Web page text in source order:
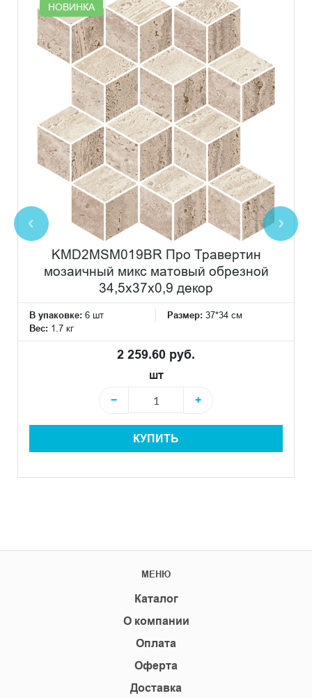
НОВИНКА
KMD2MSM019BR Про Травертин
мозаичный микс матовый обрезной
34,5x37x0,9 декор
В упаковке: 6 шт Размер: 37*34 см
Вес: 1.7 кг
2 259.60 руб.
шт
−
+
КУПИТЬ
МЕНЮ
Каталог
О компании
Оплата
Оферта
Доставка